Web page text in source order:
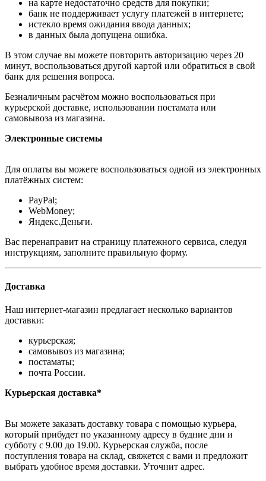
на карте недостаточно средств для покупки;
банк не поддерживает услугу платежей в интернете;
истекло время ожидания ввода данных;
в данных была допущена ошибка.
В этом случае вы можете повторить авторизацию через 20
минут, воспользоваться другой картой или обратиться в свой
банк для решения вопроса.
Безналичным расчётом можно воспользоваться при
курьерской доставке, использовании постамата или
самовывоза из магазина.
Электронные системы
Для оплаты вы можете воспользоваться одной из электронных
платёжных систем:
PayPal;
WebMoney;
Яндекс.Деньги.
Вас перенаправит на страницу платежного сервиса, следуя
инструкциям, заполните правильную форму.
Доставка
Наш интернет-магазин предлагает несколько вариантов
доставки:
курьерская;
самовывоз из магазина;
постаматы;
почта России.
Курьерская доставка*
Вы можете заказать доставку товара с помощью курьера,
который прибудет по указанному адресу в будние дни и
субботу с 9.00 до 19.00. Курьерская служба, после
поступления товара на склад, свяжется с вами и предложит
выбрать удобное время доставки. Уточнит адрес.